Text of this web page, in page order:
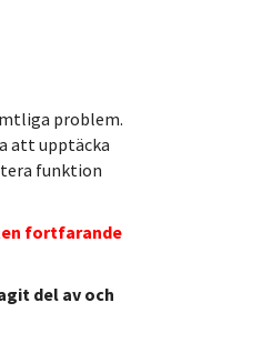
problem.
att upptäcka
funktion
fortfarande
del av och